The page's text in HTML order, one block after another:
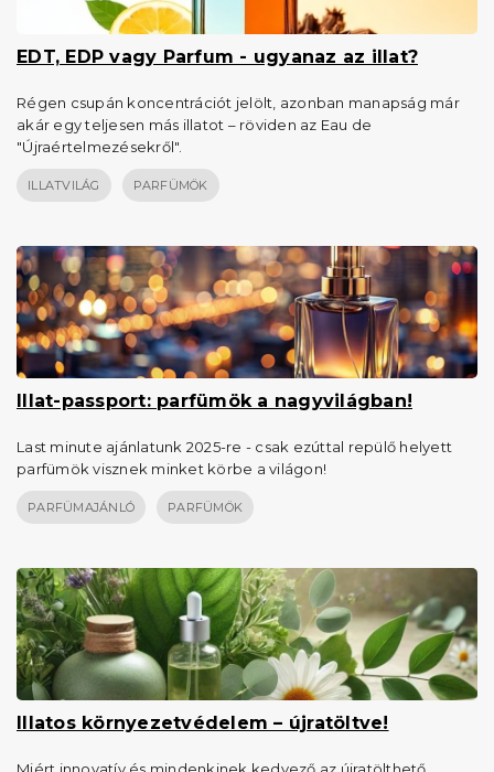
EDT, EDP vagy Parfum - ugyanaz az illat?
Régen csupán koncentrációt jelölt, azonban manapság már
akár egy teljesen más illatot – röviden az Eau de
"Újraértelmezésekről".
ILLATVILÁG PARFÜMÖK
Illat-passport: parfümök a nagyvilágban!
Last minute ajánlatunk 2025-re - csak ezúttal repülő helyett
parfümök visznek minket körbe a világon!
PARFÜMAJÁNLÓ PARFÜMÖK
Illatos környezetvédelem – újratöltve!